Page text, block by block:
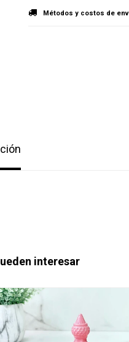
Métodos y costos de
interesar